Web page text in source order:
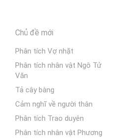
Chủ đề mới
Phân tích Vợ nhặt
Phân tích nhân vật Ngô Tử
Văn
Tả cây bàng
Cảm nghĩ về người thân
Phân tích Trao duyên
Phân tích nhân vật Phương